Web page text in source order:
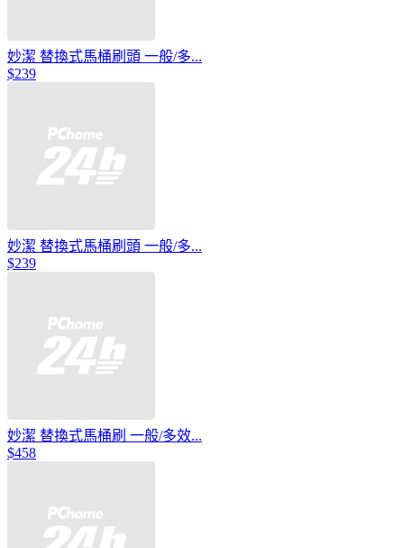
妙潔 替換式馬桶刷頭 一般/多...
$239
妙潔 替換式馬桶刷頭 一般/多...
$239
妙潔 替換式馬桶刷 一般/多效...
$458